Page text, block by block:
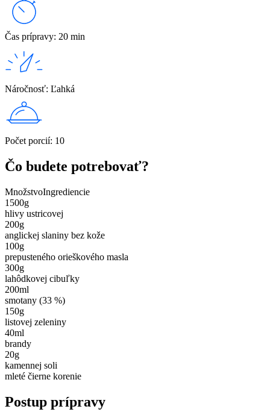
Čas prípravy: 20 min
Náročnosť: Ľahká
Počet porcií: 10
Čo budete potrebovať?
MnožstvoIngrediencie
1500g
hlivy ustricovej
200g
anglickej slaniny bez kože
100g
prepusteného orieškového masla
300g
lahôdkovej cibuľky
200ml
smotany (33 %)
150g
listovej zeleniny
40ml
brandy
20g
kamennej soli
mleté čierne korenie
Postup prípravy